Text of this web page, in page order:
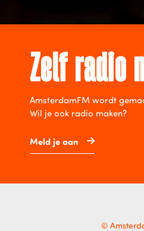
Zelf radio
AmsterdamFM wordt
Wil je ook radio maken?
Meld je aan
©